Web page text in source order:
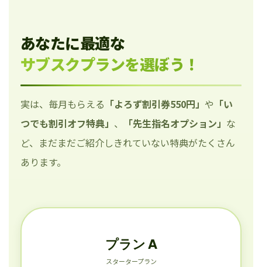
あなたに最適な
サブスクプランを選ぼう！
実は、毎月もらえる 「よろず割引券550円」 や 「い
つでも割引オフ特典」 、 「先生指名オプション」 な
ど、まだまだご紹介しきれていない特典がたくさん
あります。
プラン A
スタータープラン